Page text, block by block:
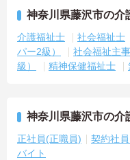
神奈川県藤沢市の介
介護福祉士 社会福祉士
パー2級）
社会福祉主事
級）
精神保健福祉士
神奈川県藤沢市の介
正社員(正職員) 契約社
バイト